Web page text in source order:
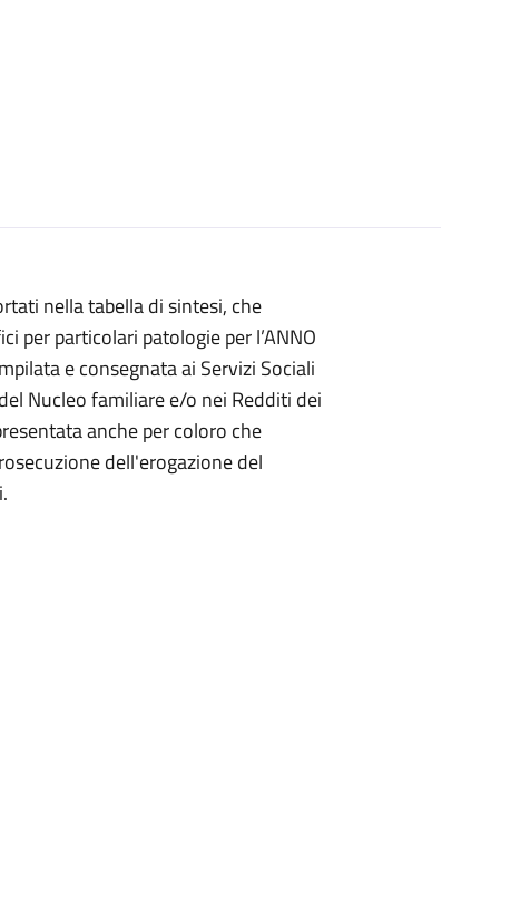
nella tabella di sintesi, che
per particolari patologie per l’ANNO
e consegnata ai Servizi Sociali
Nucleo familiare e/o nei Redditi dei
anche per coloro che
dell'erogazione del